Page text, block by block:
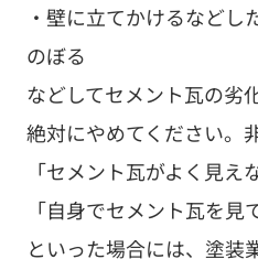
・壁に立てかけるなどし
のぼる
などしてセメント瓦の劣
絶対にやめてください。
「セメント瓦がよく見え
「自身でセメント瓦を見
といった場合には、塗装